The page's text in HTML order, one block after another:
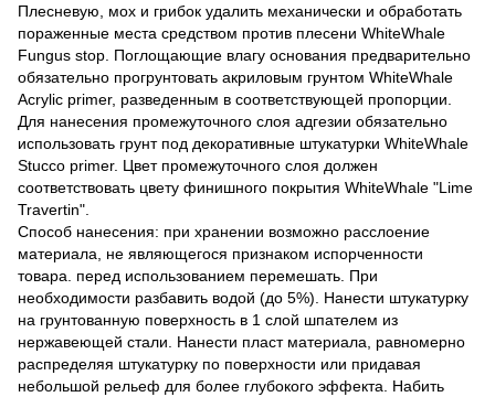
Плесневую, мох и грибок удалить механически и обработать
пораженные места средством против плесени WhiteWhale
Fungus stop. Поглощающие влагу основания предварительно
обязательно прогрунтовать акриловым грунтом WhiteWhale
Acrylic primer, разведенным в соответствующей пропорции.
Для нанесения промежуточного слоя адгезии обязательно
использовать грунт под декоративные штукатурки WhiteWhale
Stucco primer. Цвет промежуточного слоя должен
соответствовать цвету финишного покрытия WhiteWhale "Lime
Travertin".
Способ нанесения: при хранении возможно расслоение
материала, не являющегося признаком испорченности
товара. перед использованием перемешать. При
необходимости разбавить водой (до 5%). Нанести штукатурку
на грунтованную поверхность в 1 слой шпателем из
нержавеющей стали. Нанести пласт материала, равномерно
распределяя штукатурку по поверхности или придавая
небольшой рельеф для более глубокого эффекта. Набить